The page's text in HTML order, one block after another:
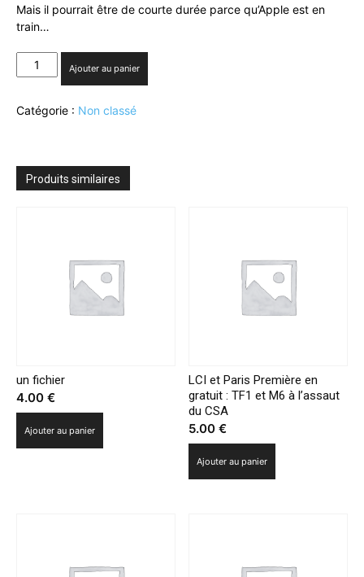
Mais il pourrait être de courte durée parce qu’Apple est en
train…
quantité
de
Google
Ajouter au panier
Catégorie : Non classé
Produits similaires
un fichier
4.00 €
Ajouter au panier
LCI et Paris Première en
gratuit : TF1 et M6 à l’assaut
du CSA
5.00€
Ajouter au panier